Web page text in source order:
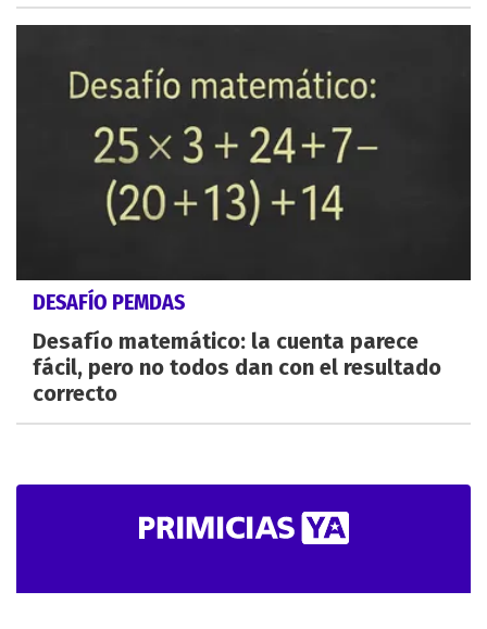
DESAFÍO PEMDAS
Desafío matemático: la cuenta parece
fácil, pero no todos dan con el resultado
correcto